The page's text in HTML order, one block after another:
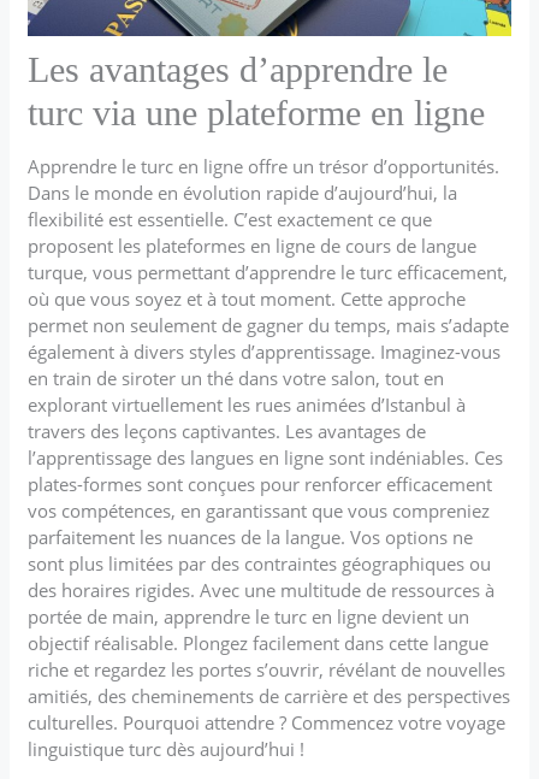
Les avantages d’apprendre le
turc via une plateforme en ligne
Apprendre le turc en ligne offre un trésor d’opportunités.
Dans le monde en évolution rapide d’aujourd’hui, la
flexibilité est essentielle. C’est exactement ce que
proposent les plateformes en ligne de cours de langue
turque, vous permettant d’apprendre le turc efficacement,
où que vous soyez et à tout moment. Cette approche
permet non seulement de gagner du temps, mais s’adapte
également à divers styles d’apprentissage. Imaginez-vous
en train de siroter un thé dans votre salon, tout en
explorant virtuellement les rues animées d’Istanbul à
travers des leçons captivantes. Les avantages de
l’apprentissage des langues en ligne sont indéniables. Ces
plates-formes sont conçues pour renforcer efficacement
vos compétences, en garantissant que vous compreniez
parfaitement les nuances de la langue. Vos options ne
sont plus limitées par des contraintes géographiques ou
des horaires rigides. Avec une multitude de ressources à
portée de main, apprendre le turc en ligne devient un
objectif réalisable. Plongez facilement dans cette langue
riche et regardez les portes s’ouvrir, révélant de nouvelles
amitiés, des cheminements de carrière et des perspectives
culturelles. Pourquoi attendre ? Commencez votre voyage
linguistique turc dès aujourd’hui !